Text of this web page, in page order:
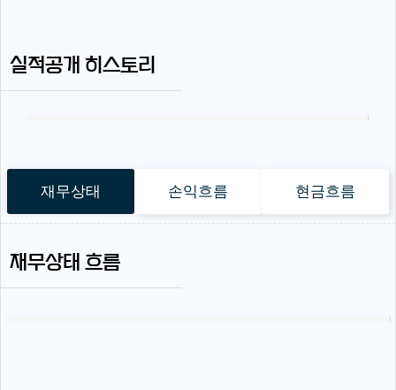
실적공개 히스토리
재무상태 손익흐름 현금흐름
재무상태 흐름